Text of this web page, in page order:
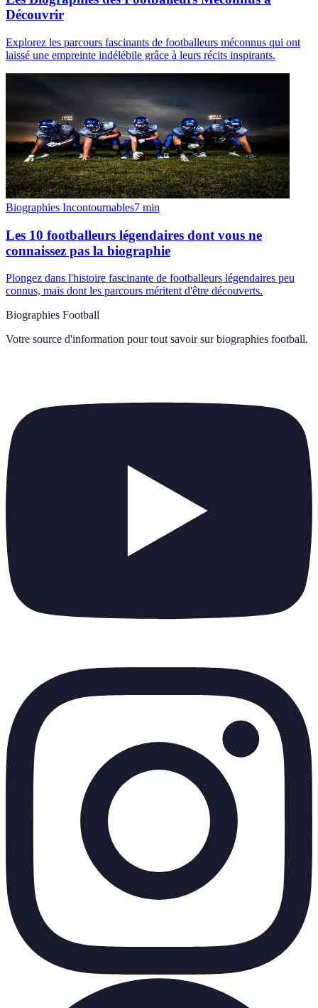
Découvrir
Explorez les parcours fascinants de footballeurs méconnus qui ont
laissé une empreinte indélébile grâce à leurs récits inspirants.
Biographies Incontournables7 min
Les 10 footballeurs légendaires dont vous ne
connaissez pas la biographie
Plongez dans l'histoire fascinante de footballeurs légendaires peu
connus, mais dont les parcours méritent d'être découverts.
Biographies Football
Votre source d'information pour tout savoir sur biographies football.